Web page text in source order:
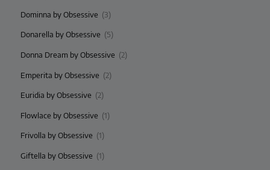
Dominna by Obsessive (3)
Donarella by Obsessive (5)
Donna Dream by Obsessive (2)
Emperita by Obsessive (2)
Euridia by Obsessive (2)
Flowlace by Obsessive (1)
Frivolla by Obsessive (1)
Giftella by Obsessive (1)